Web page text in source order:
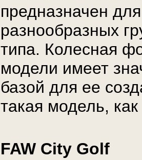
предназначен
разнообразных
типа. Колесная
модели имеет
базой для ее
такая модель,
FAW City Golf